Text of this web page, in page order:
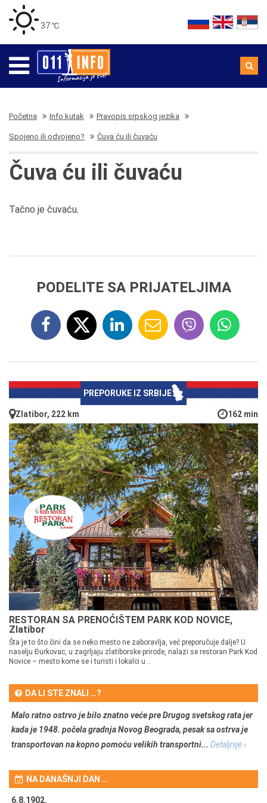
37 ℃
Početna Info kutak Pravopis srpskog jezika
Spojeno ili odvojeno? Čuva ću ili čuvaću
Čuva ću ili čuvaću
Tačno je čuvaću.
PODELITE SA PRIJATELJIMA
PREPORUKE IZ SRBIJE
Zlatibor, 222 km 162 min
RESTORAN SA PRENOĆIŠTEM PARK KOD NOVICE,
Zlatibor
Šta je to što čini da se neko mesto ne zaboravlja, već preporučuje dalje? U
naselju Đurkovac, u zagrljaju zlatiborske prirode, nalazi se restoran Park Kod
Novice – mesto kome se i turisti i lokalci u...
DA LI STE ZNALI …?
Malo ratno ostrvo je bilo znatno veće pre Drugog svetskog rata jer
kada je 1948. počela gradnja Novog Beograda, pesak sa ostrva je
transportovan na kopno pomoću velikih transportni... Detaljnije ›
NA DANAŠNJI DAN …
6.8.1902.